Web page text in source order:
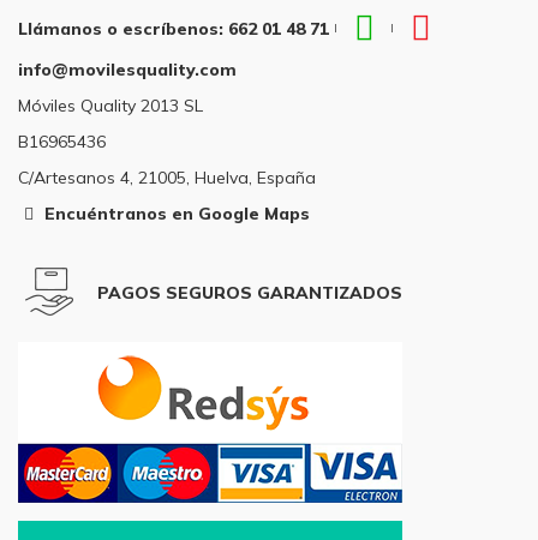
Llámanos o escríbenos: 662 01 48 71 |
WhatsApp
Llámanos
|
info@movilesquality.com
Móviles Quality 2013 SL
B16965436
C/Artesanos 4, 21005, Huelva, España
Encuéntranos en Google Maps
PAGOS SEGUROS GARANTIZADOS